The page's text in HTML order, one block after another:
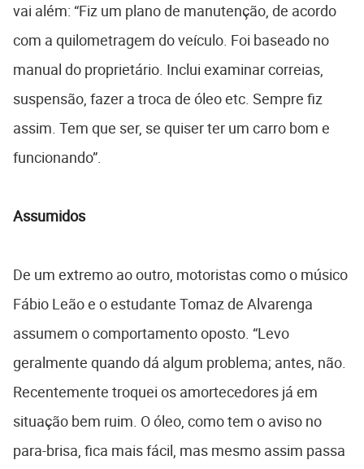
vai além: “Fiz um plano de manutenção, de acordo
com a quilometragem do veículo. Foi baseado no
manual do proprietário. Inclui examinar correias,
suspensão, fazer a troca de óleo etc. Sempre fiz
assim. Tem que ser, se quiser ter um carro bom e
funcionando”.
Assumidos
De um extremo ao outro, motoristas como o músico
Fábio Leão e o estudante Tomaz de Alvarenga
assumem o comportamento oposto. “Levo
geralmente quando dá algum problema; antes, não.
Recentemente troquei os amortecedores já em
situação bem ruim. O óleo, como tem o aviso no
para-brisa, fica mais fácil, mas mesmo assim passa